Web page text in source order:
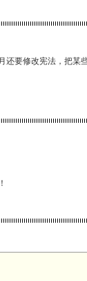
还要修改宪法，把某